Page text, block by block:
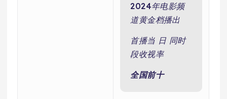
2024年电影频
道黄金档播出
首播当 日 同时
段收视率
全国前十